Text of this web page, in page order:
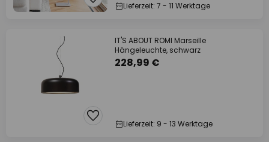
Lieferzeit: 7 - 11 Werktage
IT'S ABOUT ROMI Marseille
Hängeleuchte, schwarz
228,99 €
Lieferzeit: 9 - 13 Werktage